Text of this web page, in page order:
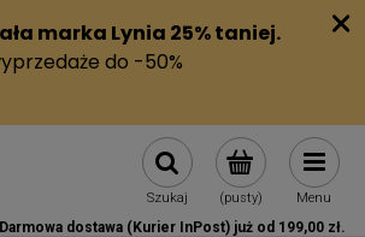
(pusty)
Szukaj Menu
Darmowa dostawa (Kurier InPost) już od 199,00 zł.